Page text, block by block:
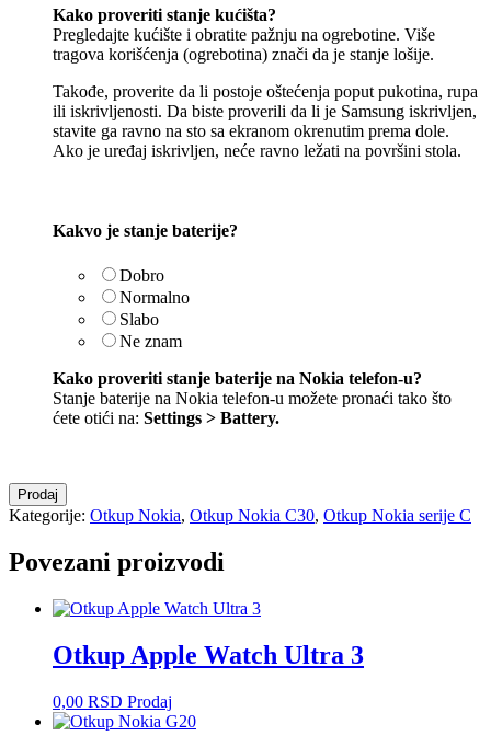
Kako proveriti stanje kućišta?
Pregledajte kućište i obratite pažnju na ogrebotine. Više
tragova korišćenja (ogrebotina) znači da je stanje lošije.
Takođe, proverite da li postoje oštećenja poput pukotina, rupa
ili iskrivljenosti. Da biste proverili da li je Samsung iskrivljen,
stavite ga ravno na sto sa ekranom okrenutim prema dole.
Ako je uređaj iskrivljen, neće ravno ležati na površini stola.
Kakvo je stanje baterije?
Dobro
Normalno
Slabo
Ne znam
Kako proveriti stanje baterije na Nokia telefon-u?
Stanje baterije na Nokia telefon-u možete pronaći tako što
ćete otići na: Settings > Battery.
Otkup
Nokia
količina
Prodaj
Kategorije: Otkup Nokia, Otkup Nokia C30, Otkup Nokia serije C
Povezani proizvodi
Otkup Apple Watch Ultra 3
0,00 RSD Prodaj